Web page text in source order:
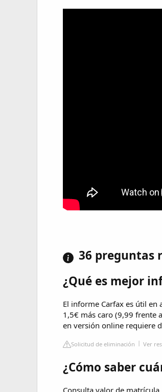
36 preguntas
¿Qué es mejor
El informe Carfax es útil en
1,5€ más caro (9,99 frente
en versión online requiere
Solicitud de eliminación Ver
¿Cómo saber